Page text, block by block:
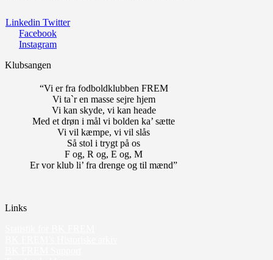
Linkedin Twitter
Facebook
Instagram
Klubsangen
“Vi er fra fodboldklubben FREM
Vi ta`r en masse sejre hjem
Vi kan skyde, vi kan heade
Med et drøn i mål vi bolden ka’ sætte
Vi vil kæmpe, vi vil slås
Så stol i trygt på os
F og, R og, E og, M
Er vor klub li’ fra drenge og til mænd”
Links